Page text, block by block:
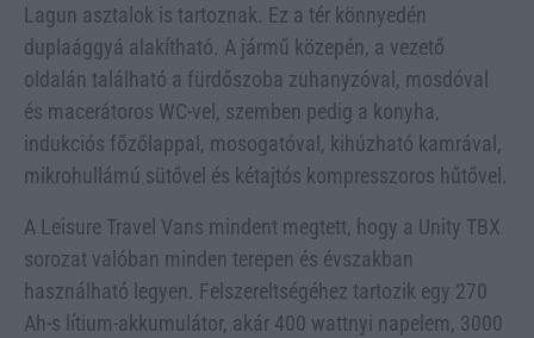
Lagun asztalok is tartoznak. Ez a tér könnyedén
duplaággyá alakítható. A jármű közepén, a vezető
oldalán található a fürdőszoba zuhanyzóval, mosdóval
és macerátoros WC-vel, szemben pedig a konyha,
indukciós főzőlappal, mosogatóval, kihúzható kamrával,
mikrohullámú sütővel és kétajtós kompresszoros hűtővel.
A Leisure Travel Vans mindent megtett, hogy a Unity TBX
sorozat valóban minden terepen és évszakban
használható legyen. Felszereltségéhez tartozik egy 270
Ah-s lítium-akkumulátor, akár 400 wattnyi napelem, 3000